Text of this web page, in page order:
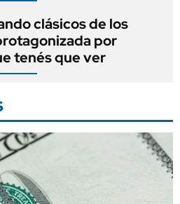
clásicos de los
por
tenés que ver